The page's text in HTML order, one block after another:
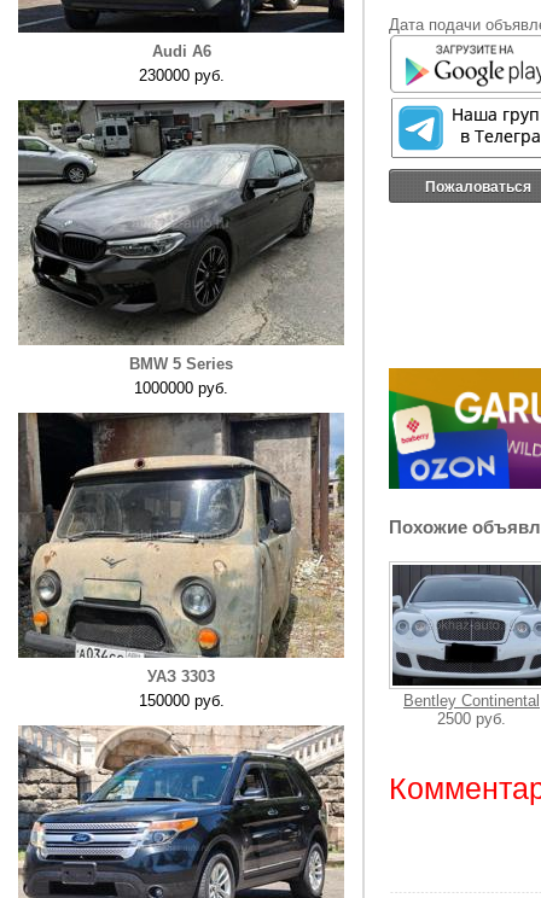
Audi A6
230000 руб.
BMW 5 Series
1000000 руб.
УАЗ 3303
150000 руб.
Дата подачи
Пожаловаться
Похожие
Bentley Continental
2500 руб.